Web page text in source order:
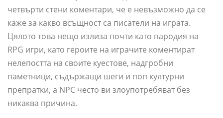
четвърти стени коментари, че е невъзможно да се
каже за какво всъщност са писатели на играта.
Цялото това нещо излиза почти като пародия на
RPG игри, като героите на играчите коментират
нелепостта на своите куестове, надгробни
паметници, съдържащи шеги и поп културни
препратки, а NPC често ви злоупотребяват без
никаква причина.